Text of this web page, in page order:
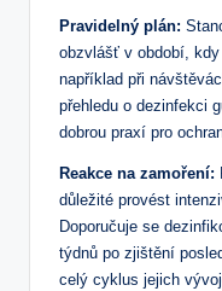
Pravidelný plán:
obzvlášť v období,
například při
přehledu o dezinfekci
dobrou praxí pro
Reakce na zamoření:
důležité provést
Doporučuje se
týdnů po zjištění
celý cyklus jejich